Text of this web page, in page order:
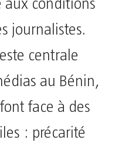
aux conditions
journalistes.
centrale
au Bénin,
face à des
: précarité